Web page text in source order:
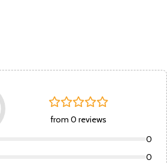
from 0 reviews
0
0